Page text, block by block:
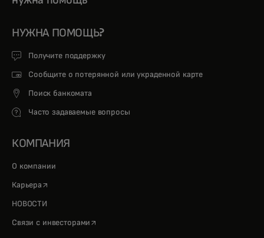
НУЖНА ПОМОЩЬ?
Получите поддержку
Сообщите о потерянной или украденной карте
Поиск банкомата
Часто задаваемые вопросы
КОМПАНИЯ
О компании
Карьера opens in a new tab
НОВОСТИ
Связи с инвесторами opens in a new tab